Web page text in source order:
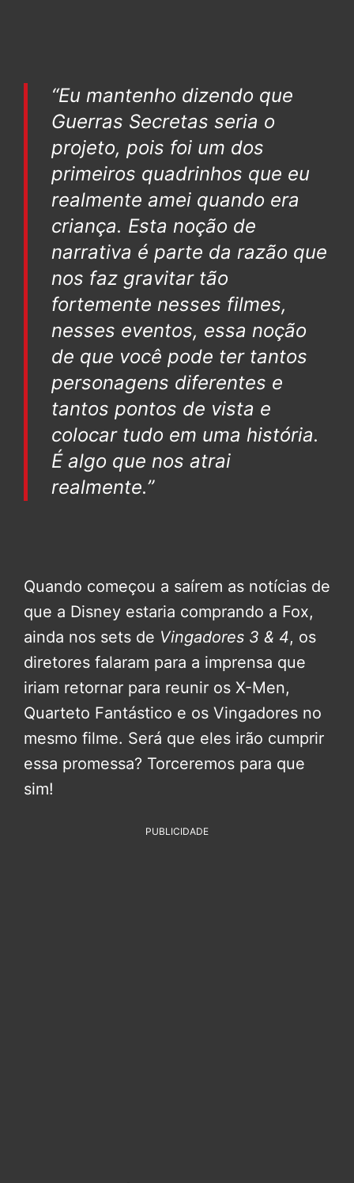
“Eu mantenho dizendo que
Guerras Secretas seria o
projeto, pois foi um dos
primeiros quadrinhos que eu
realmente amei quando era
criança. Esta noção de
narrativa é parte da razão que
nos faz gravitar tão
fortemente nesses filmes,
nesses eventos, essa noção
de que você pode ter tantos
personagens diferentes e
tantos pontos de vista e
colocar tudo em uma história.
É algo que nos atrai
realmente.”
Quando começou a saírem as notícias de
que a Disney estaria comprando a Fox,
ainda nos sets de Vingadores 3 & 4, os
diretores falaram para a imprensa que
iriam retornar para reunir os X-Men,
Quarteto Fantástico e os Vingadores no
mesmo filme. Será que eles irão cumprir
essa promessa? Torceremos para que
sim!
PUBLICIDADE